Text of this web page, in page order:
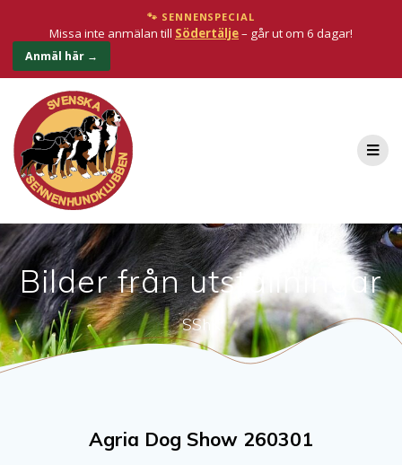
Bilder från utställningar
SShK
Agria Dog Show 260301
🐾 SENNENSPECIAL
Missa inte anmälan till Södertälje– går ut om 6 dagar!
Anmäl här →